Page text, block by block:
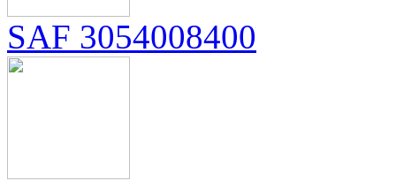
SAF 3054008400